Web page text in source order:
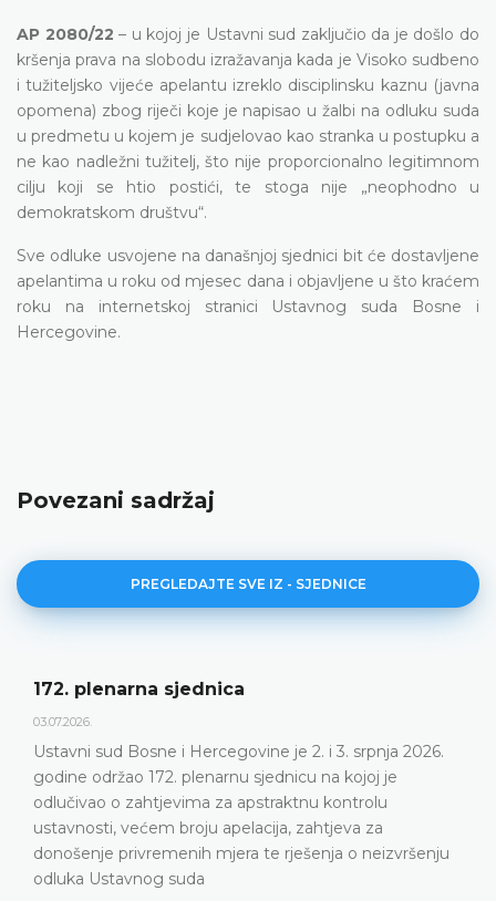
AP 2080/22– u kojoj je Ustavni sud zaključio da je došlo do
kršenja prava na slobodu izražavanja kada je Visoko sudbeno
i tužiteljsko vijeće apelantu izreklo disciplinsku kaznu (javna
opomena) zbog riječi koje je napisao u žalbi na odluku suda
u predmetu u kojem je sudjelovao kao stranka u postupku a
ne kao nadležni tužitelj, što nije proporcionalno legitimnom
cilju koji se htio postići, te stoga nije „neophodno u
demokratskom društvu“.
Sve odluke usvojene na današnjoj sjednici bit će dostavljene
apelantima u roku od mjesec dana i objavljene u što kraćem
roku na internetskoj stranici Ustavnog suda Bosne i
Hercegovine.
Povezani sadržaj
PREGLEDAJTE SVE IZ - SJEDNICE
172. plenarna sjednica
03.07.2026.
Ustavni sud Bosne i Hercegovine je 2. i 3. srpnja 2026.
godine održao 172. plenarnu sjednicu na kojoj je
odlučivao o zahtjevima za apstraktnu kontrolu
ustavnosti, većem broju apelacija, zahtjeva za
donošenje privremenih mjera te rješenja o neizvršenju
odluka Ustavnog suda